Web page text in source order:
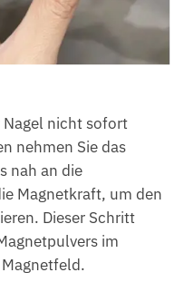
Nagel nicht sofort
nehmen Sie das
nah an die
Magnetkraft, um den
Dieser Schritt
im